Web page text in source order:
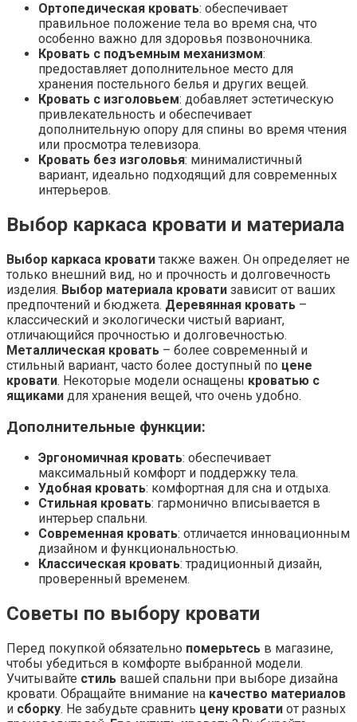
Ортопедическая кровать: обеспечивает
правильное положение тела во время сна, что
особенно важно для здоровья позвоночника.
Кровать с подъемным механизмом:
предоставляет дополнительное место для
хранения постельного белья и других вещей.
Кровать с изголовьем: добавляет эстетическую
привлекательность и обеспечивает
дополнительную опору для спины во время чтения
или просмотра телевизора.
Кровать без изголовья: минималистичный
вариант, идеально подходящий для современных
интерьеров.
Выбор каркаса кровати и материала
Выбор каркаса кровати также важен. Он определяет не
только внешний вид, но и прочность и долговечность
изделия. Выбор материала кровати зависит от ваших
предпочтений и бюджета. Деревянная кровать –
классический и экологически чистый вариант,
отличающийся прочностью и долговечностью.
Металлическая кровать – более современный и
стильный вариант, часто более доступный по цене
кровати. Некоторые модели оснащены кроватью с
ящиками для хранения вещей, что очень удобно.
Дополнительные функции:
Эргономичная кровать: обеспечивает
максимальный комфорт и поддержку тела.
Удобная кровать: комфортная для сна и отдыха.
Стильная кровать: гармонично вписывается в
интерьер спальни.
Современная кровать: отличается инновационным
дизайном и функциональностью.
Классическая кровать: традиционный дизайн,
проверенный временем.
Советы по выбору кровати
Перед покупкой обязательно померьтесь в магазине,
чтобы убедиться в комфорте выбранной модели.
Учитывайте стиль вашей спальни при выборе дизайна
кровати. Обращайте внимание на качество материалов
и сборку. Не забудьте сравнить цену кровати от разных